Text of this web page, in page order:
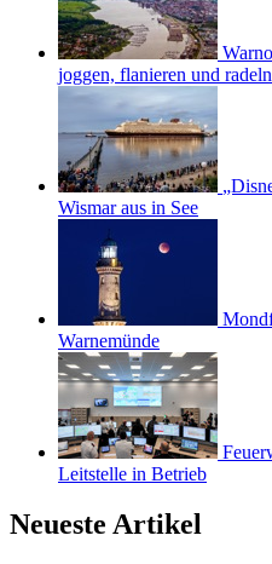
joggen, flanieren und
Wismar aus in See
Warnemünde
Leitstelle in Betrieb
Neueste Artikel